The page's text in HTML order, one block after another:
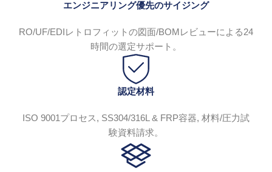
エンジニアリング優先のサイジング
RO/UF/EDIレトロフィットの図面/BOMレビューによる24
時間の選定サポート。
認定材料
ISO 9001プロセス, SS304/316L & FRP容器, 材料/圧力試
験資料請求。